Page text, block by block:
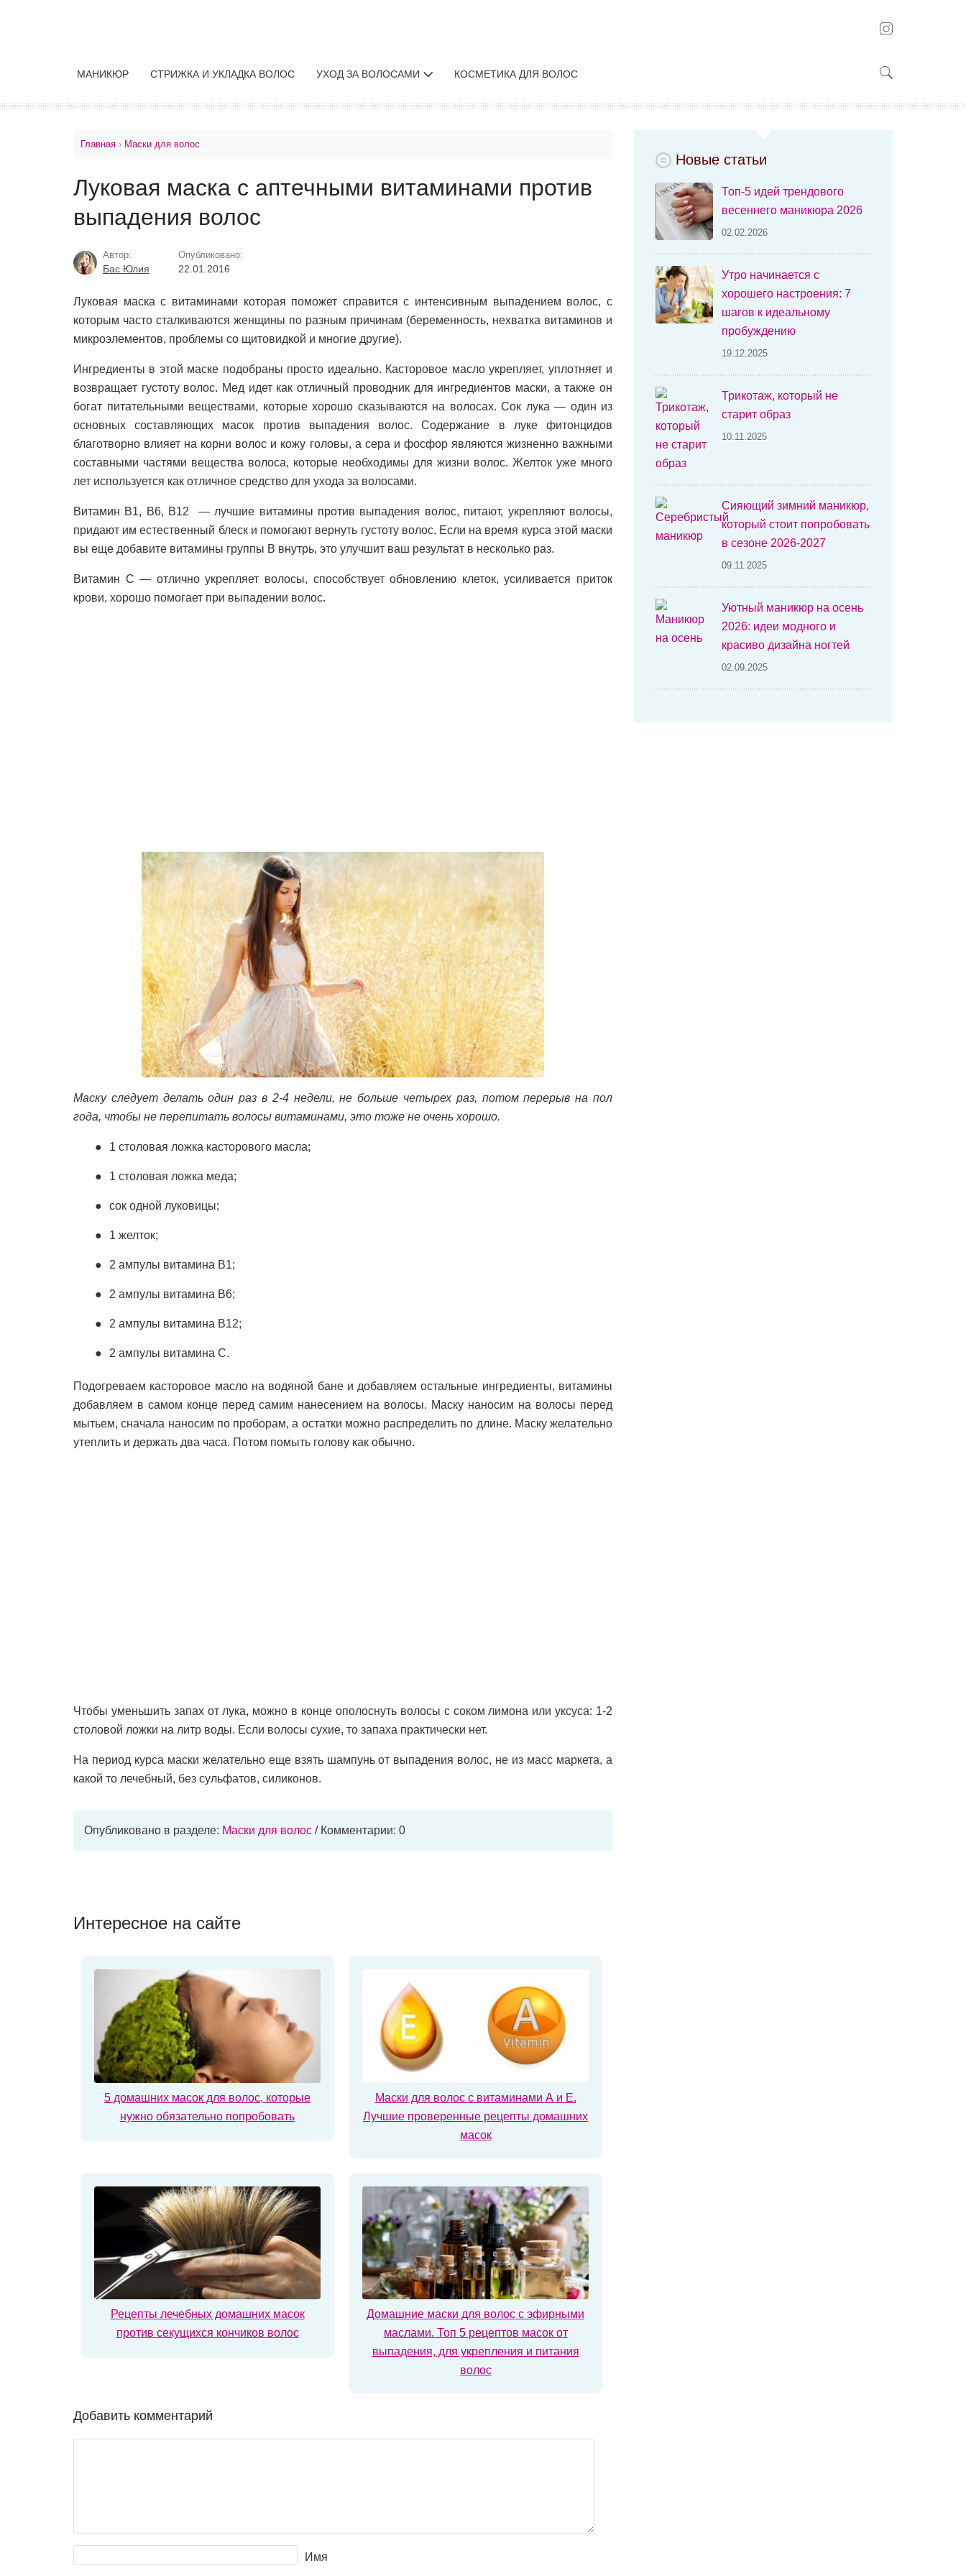
МАНИКЮР СТРИЖКА И УКЛАДКА ВОЛОС УХОД ЗА ВОЛОСАМИ КОСМЕТИКА ДЛЯ ВОЛОС
Главная › Маски для волос
Луковая маска с аптечными витаминами против
выпадения волос
Автор:
Бас Юлия
Опубликовано:
22.01.2016
Луковая маска с витаминами которая поможет справится с интенсивным выпадением волос, с
которым часто сталкиваются женщины по разным причинам (беременность, нехватка витаминов и
микроэлементов, проблемы со щитовидкой и многие другие).
Ингредиенты в этой маске подобраны просто идеально. Касторовое масло укрепляет, уплотняет и
возвращает густоту волос. Мед идет как отличный проводник для ингредиентов маски, а также он
богат питательными веществами, которые хорошо сказываются на волосах. Сок лука — один из
основных составляющих масок против выпадения волос. Содержание в луке фитонцидов
благотворно влияет на корни волос и кожу головы, а сера и фосфор являются жизненно важными
составными частями вещества волоса, которые необходимы для жизни волос. Желток уже много
лет используется как отличное средство для ухода за волосами.
Витамин В1, В6, В12 — лучшие витамины против выпадения волос, питают, укрепляют волосы,
придают им естественный блеск и помогают вернуть густоту волос. Если на время курса этой маски
вы еще добавите витамины группы В внутрь, это улучшит ваш результат в несколько раз.
Витамин С — отлично укрепляет волосы, способствует обновлению клеток, усиливается приток
крови, хорошо помогает при выпадении волос.
Маску следует делать один раз в 2-4 недели, не больше четырех раз, потом перерыв на пол
года, чтобы не перепитать волосы витаминами, это тоже не очень хорошо.
1 столовая ложка касторового масла;
1 столовая ложка меда;
сок одной луковицы;
1 желток;
2 ампулы витамина В1;
2 ампулы витамина В6;
2 ампулы витамина В12;
2 ампулы витамина С.
Подогреваем касторовое масло на водяной бане и добавляем остальные ингредиенты, витамины
добавляем в самом конце перед самим нанесением на волосы. Маску наносим на волосы перед
мытьем, сначала наносим по проборам, а остатки можно распределить по длине. Маску желательно
утеплить и держать два часа. Потом помыть голову как обычно.
Чтобы уменьшить запах от лука, можно в конце ополоснуть волосы с соком лимона или уксуса: 1-2
столовой ложки на литр воды. Если волосы сухие, то запаха практически нет.
На период курса маски желательно еще взять шампунь от выпадения волос, не из масс маркета, а
какой то лечебный, без сульфатов, силиконов.
Опубликовано в разделе: Маски для волос / Комментарии: 0
Интересное на сайте
5 домашних масок для волос, которые
нужно обязательно попробовать
Маски для волос с витаминами А и Е.
Лучшие проверенные рецепты домашних
масок
Рецепты лечебных домашних масок
против секущихся кончиков волос
Домашние маски для волос с эфирными
маслами. Топ 5 рецептов масок от
выпадения, для укрепления и питания
волос
Добавить комментарий
Имя
Новые статьи
Топ-5 идей трендового
весеннего маникюра 2026
02.02.2026
Утро начинается с
хорошего настроения: 7
шагов к идеальному
пробуждению
19.12.2025
Трикотаж, который не
старит образ
10.11.2025
Сияющий зимний маникюр,
который стоит попробовать
в сезоне 2026-2027
09.11.2025
Уютный маникюр на осень
2026: идеи модного и
красиво дизайна ногтей
02.09.2025